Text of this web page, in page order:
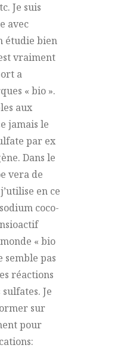
Je suis
avec
étudie bien
vraiment
a
« bio ».
aux
jamais le
par ex
Dans le
vera de
en ce
coco-
« bio
semble pas
réactions
Je
sur
pour